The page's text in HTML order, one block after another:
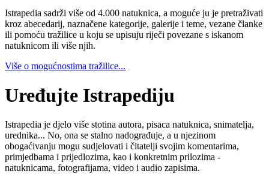
Istrapedia sadrži više od 4.000 natuknica, a moguće ju je pretraživati
kroz abecedarij, naznačene kategorije, galerije i teme, vezane članke
ili pomoću tražilice u koju se upisuju riječi povezane s iskanom
natuknicom ili više njih.
Više o mogućnostima tražilice...
Uređujte Istrapediju
Istrapedia je djelo više stotina autora, pisaca natuknica, snimatelja,
urednika... No, ona se stalno nadograđuje, a u njezinom
obogaćivanju mogu sudjelovati i čitatelji svojim komentarima,
primjedbama i prijedlozima, kao i konkretnim prilozima -
natuknicama, fotografijama, video i audio zapisima.